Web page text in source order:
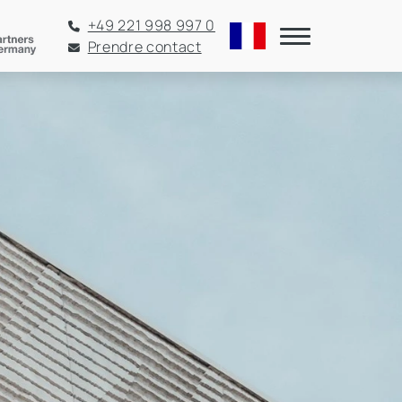
+49 221 998 997 0
Prendre contact